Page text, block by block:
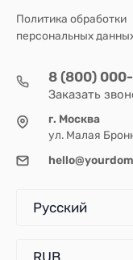
Политика обработки
персональных
8 (800)
Заказать
г. Москва
ул. Малая